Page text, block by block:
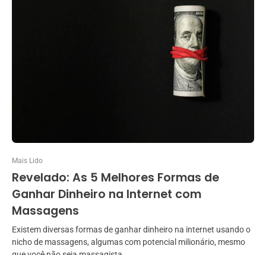
Mais Lido
Revelado: As 5 Melhores Formas de
Ganhar Dinheiro na Internet com
Massagens
Existem diversas formas de ganhar dinheiro na internet usando o
nicho de massagens, algumas com potencial milionário, mesmo